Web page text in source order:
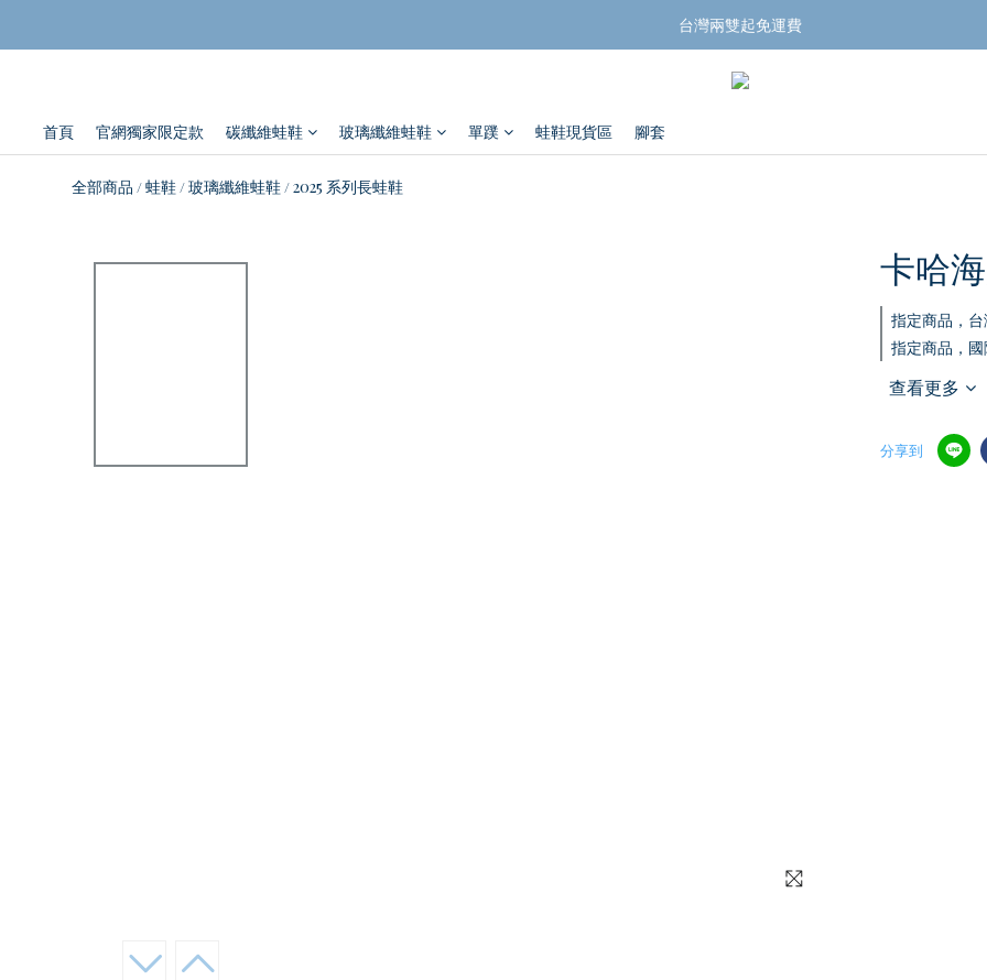
揪團買蛙鞋，折扣帶回家
台灣兩雙起免運費
揪團買蛙鞋，折扣帶回家
首頁 官網獨家限定款 碳纖維蛙鞋 玻璃纖維蛙鞋 單蹼 蛙鞋現貨區 腳套
全部商品 /蛙鞋 /玻璃纖維蛙鞋 /2025 系列長蛙鞋
卡哈
指定商品，
指定商品，
查看更多
分享到